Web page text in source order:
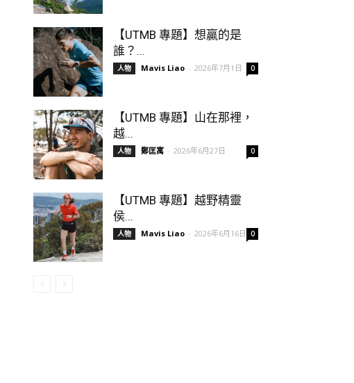
【UTMB 專題】想贏的是
誰？...
人物 Mavis Liao - 2026年7月1日 0
【UTMB 專題】山在那裡，
越...
人物 鄭匡寓 - 2026年6月27日 0
【UTMB 專題】越野精靈
侯...
人物 Mavis Liao - 2026年6月16日 0